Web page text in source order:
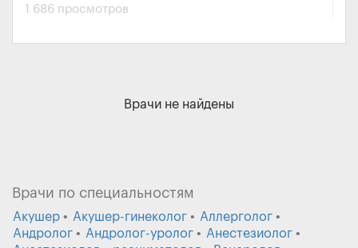
1 686 просмотров
Врачи не найдены
Врачи по специальностям
Акушер Акушер-гинеколог
Аллерголог
Андролог
Андролог-уролог
Анестезиолог